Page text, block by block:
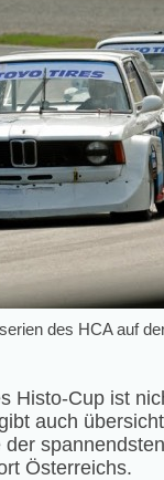
des HCA auf
Histo-Cup ist
auch
Österreichs.